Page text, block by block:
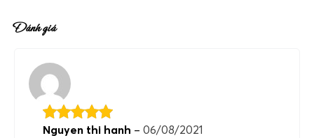
Đánh giá
Nguyen thi hanh – 06/08/2021